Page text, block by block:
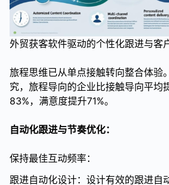
外贸获客软件驱动的个性化跟进与客
旅程思维已从单点接触转向整合体验
究，旅程导向的企业比接触导向平均
83%，满意度提升71%。
自动化跟进与节奏优化：
保持最佳互动频率：
跟进自动化设计：设计有效的跟进自